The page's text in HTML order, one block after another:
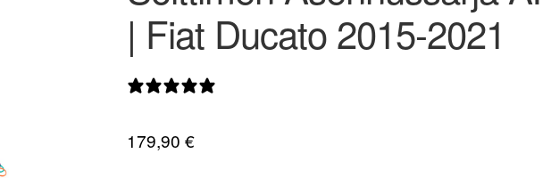
| Fiat Ducato 2015-2021
179,90 €